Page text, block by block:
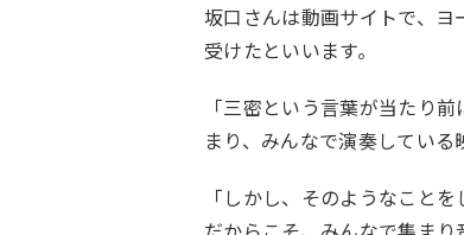
坂口さんは動画サイトで、
受けたといいます。
「三密という言葉が当たり
まり、みんなで演奏している
「しかし、そのようなこと